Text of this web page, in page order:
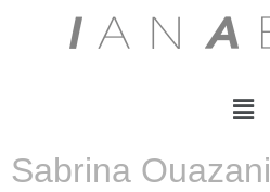
Sabrina Ouazani